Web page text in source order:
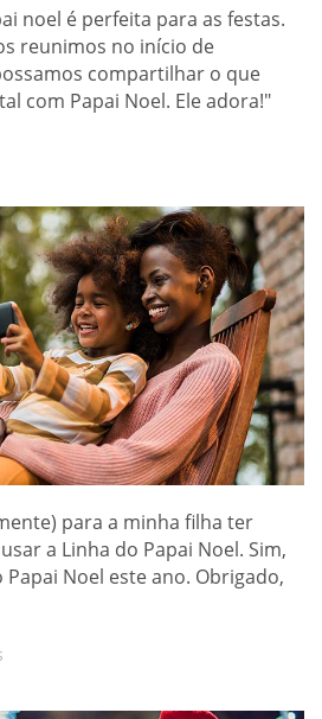
noel é perfeita para as festas.
reunimos no início de
compartilhar o que
com Papai Noel. Ele adora!"
para a minha filha ter
a Linha do Papai Noel. Sim,
Papai Noel este ano. Obrigado,